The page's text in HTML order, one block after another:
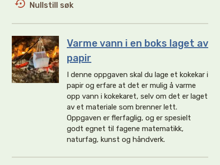
Nullstill søk
Varme vann i en boks laget av
papir
I denne oppgaven skal du lage et kokekar i
papir og erfare at det er mulig å varme
opp vann i kokekaret, selv om det er laget
av et materiale som brenner lett.
Oppgaven er flerfaglig, og er spesielt
godt egnet til fagene matematikk,
naturfag, kunst og håndverk.